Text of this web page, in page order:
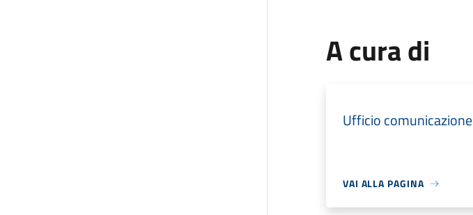
A cura di
Ufficio comunicazione
VAI ALLA PAGINA